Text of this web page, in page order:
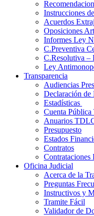
Instrucciones
Acuerdos
Oposiciones
Informes Ley
C.Preventiva
C.Resolutiva –
Ley
Transparencia
Audiencias
Declaración de
Estadísticas
Cuenta
Anuarios
Presupuesto
Estados
Contratos
Contrataciones
Oficina Judicial
Acerca de la
Preguntas
Instructivos y
Tramite Fácil
Validador de